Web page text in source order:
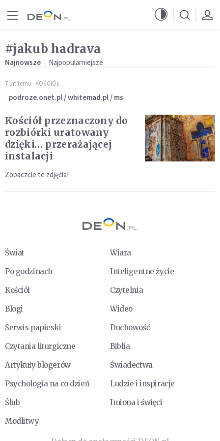
#jakub hadrava
Najnowsze Najpopularniejsze
7 lat temu KOŚCIÓŁ
podroze.onet.pl / whitemad.pl / ms
Kościół przeznaczony do
rozbiórki uratowany
dzięki… przerażającej
instalacji
Zobaczcie te zdjęcia!
Świat
Wiara
Po godzinach
Inteligentne życie
Kościół
Czytelnia
Blogi
Wideo
Serwis papieski
Duchowość
Czytania liturgiczne
Biblia
Artykuły blogerów
Świadectwa
Psychologia na co dzień
Ludzie i inspiracje
Ślub
Imiona i święci
Modlitwy